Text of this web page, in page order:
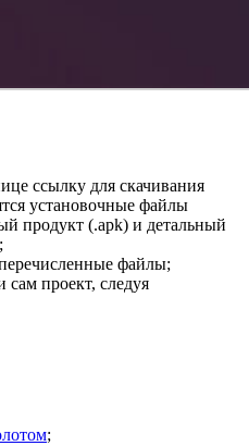
ссылку для скачивания
установочные файлы
продукт (.apk) и детальный
файлы;
сам проект, следуя
;